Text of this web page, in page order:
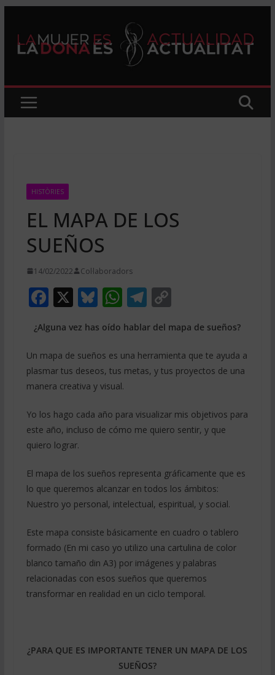
content
HISTÒRIES
EL MAPA DE LOS
SUEÑOS
14/02/2022 Col·laboradors
F
ac
e
b
o
o
k
X Bl
u
e
sk
y
W
h
at
s
A
p
p
T
el
e
gr
a
C
p
y
Li
k
¿Alguna vez has oído hablar del mapa de sueños?
Un mapa de sueños es una herramienta que te ayuda a
plasmar tus deseos, tus metas, y tus proyectos de una
manera creativa y visual.
Yo los hago cada año para visualizar mis objetivos para
este año, incluso de cómo me quiero sentir, y que
quiero lograr.
El mapa de los sueños representa gráficamente que es
lo que queremos alcanzar en todos los ámbitos:
Nuestro yo personal, intelectual, espiritual, y social.
Este mapa consiste básicamente en cuadro o tablero
formado (En mi caso yo utilizo una cartulina de color
blanco tamaño din A3) por imágenes y palabras
relacionadas con esos sueños que queremos
transformar en realidad en un ciclo temporal.
¿PARA QUE ES IMPORTANTE TENER UN MAPA DE LOS
SUEÑOS?